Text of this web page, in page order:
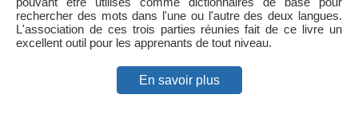
rechercher des mots dans l'une ou l'autre des deux langues.
L'association de ces trois parties réunies fait de ce livre un
excellent outil pour les apprenants de tout niveau.
En savoir plus